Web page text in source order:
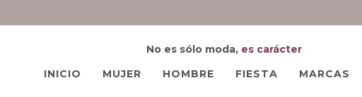
No es sólo moda, es carácter
INICIO
MUJER HOMBRE FIESTA MARCAS